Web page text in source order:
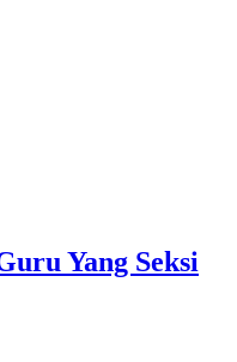
Yang Seksi